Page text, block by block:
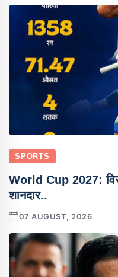
SPORTS
World Cup 2027:
शानदार..
07 AUGUST, 2026